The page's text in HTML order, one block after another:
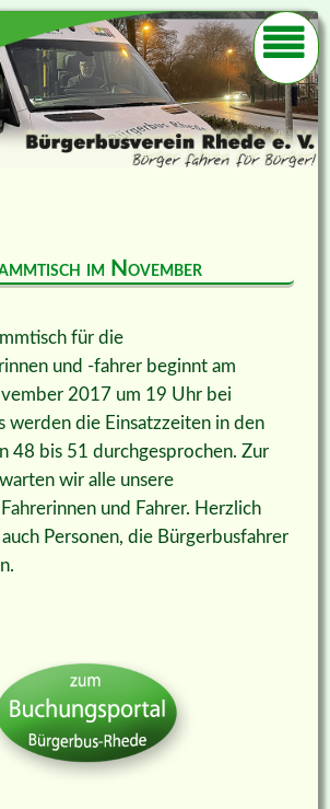
im November
für die
und -fahrer beginnt am
2017 um 19 Uhr bei
werden die Einsatzzeiten in den
48 bis 51 durchgesprochen. Zur
wir alle unsere
und Fahrer. Herzlich
Personen, die Bürgerbusfahrer